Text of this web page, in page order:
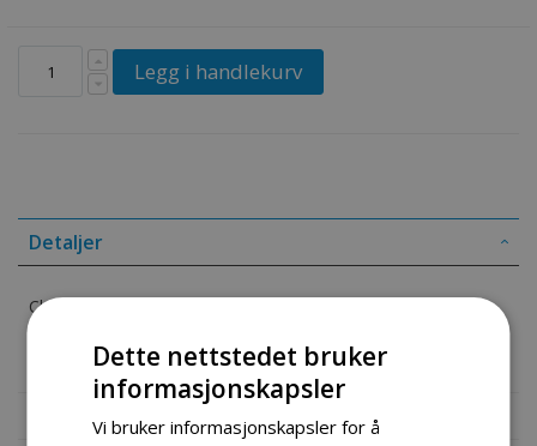
Legg i handlekurv
Detaljer
Chain
Part# 420MH-80
Mer informasjon
Dette nettstedet bruker
informasjonskapsler
Vi bruker informasjonskapsler for å